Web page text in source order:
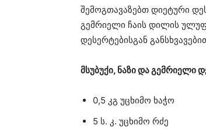
შემოგთავაზებთ დიეტური
გემრიელი ჩაის დილის
დესერტებისგან
მსუბუქი, ნაზი და გემრიელი
0,5 კგ უცხიმო ხაჭო
5 ს. კ. უცხიმო რძე